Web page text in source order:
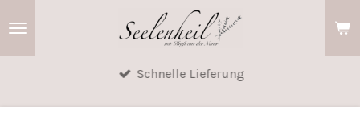
Schnelle Lieferung